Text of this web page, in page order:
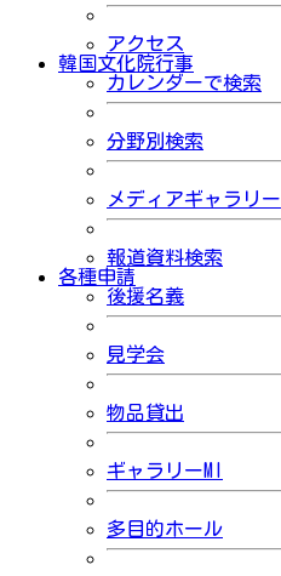
アクセス
韓国文化院行事
カレンダーで検索
分野別検索
メディアギャラリー
報道資料検索
各種申請
後援名義
見学会
物品貸出
ギャラリーMI
多目的ホール